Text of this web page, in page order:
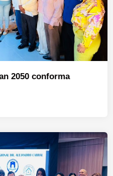
2050 conforma